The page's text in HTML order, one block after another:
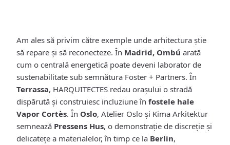
Am ales să privim către exemple unde arhitectura știe
să repare și să reconecteze. În Madrid, Ombú arată
cum o centrală energetică poate deveni laborator de
sustenabilitate sub semnătura Foster + Partners. În
Terrassa, HARQUITECTES redau orașului o stradă
dispărută și construiesc incluziune în fostele hale
Vapor Cortès. În Oslo, Atelier Oslo și Kima Arkitektur
semnează Pressens Hus, o demonstrație de discreție și
delicatețe a materialelor, în timp ce la Berlin,